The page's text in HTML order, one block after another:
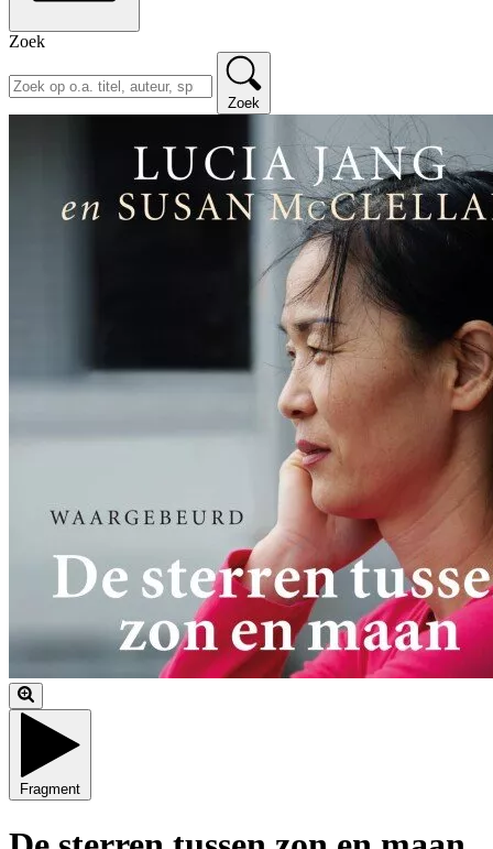
Zoek
Zoek
Fragment